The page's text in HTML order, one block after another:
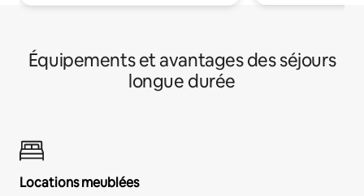
Équipements et avantages des séjours
longue durée
Locations meublées